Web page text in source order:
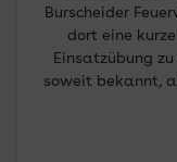
Burscheider
dort eine
Einsatzübung
soweit bekannt,